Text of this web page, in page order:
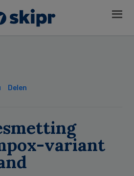
Delen
variant